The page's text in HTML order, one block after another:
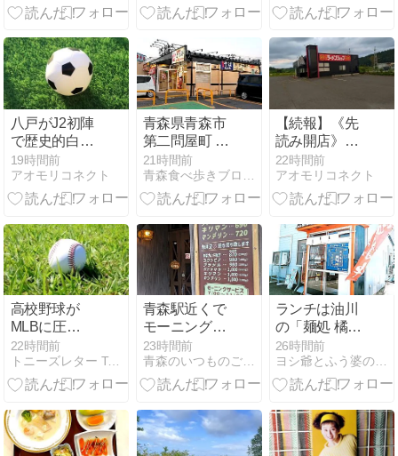
中華！中華そ
青森市】
八戸がJ2初陣
で歴史的白
星！ラインメ
ール青森は天
皇杯、ブラン
全国へ 青森県
3クラブの最
新動向
19時間前
アオモリコネクト
青森県青森市
第二問屋町 と
んから亭 青森
問屋町店のか
ら好し定食 (3
21時間前
【続報】《先
読み開店》八
戸「市川ラー
ショ」は8月
23日に現店舗
月1日移転オ
ープンへ 移転
先に「椿」の
新看板
22時間前
アオモリコネクト
高校野球が
MLBに圧
勝！！【スポ
ーツ】
22時間前
トニーズレター Tony's Letter
青森駅近くで
モーニング！
「珈琲舎」の
トーストがお
いしすぎた
23時間前
青森のいつものごはん ゆこの地元民おすすめグルメ
ランチは油川
の「麺処 橘商
店」さんで /
豊富なメニュ
ーから「背脂
盛」でオーダ
ー
26時間前
ヨシ爺とふう婆のブログ